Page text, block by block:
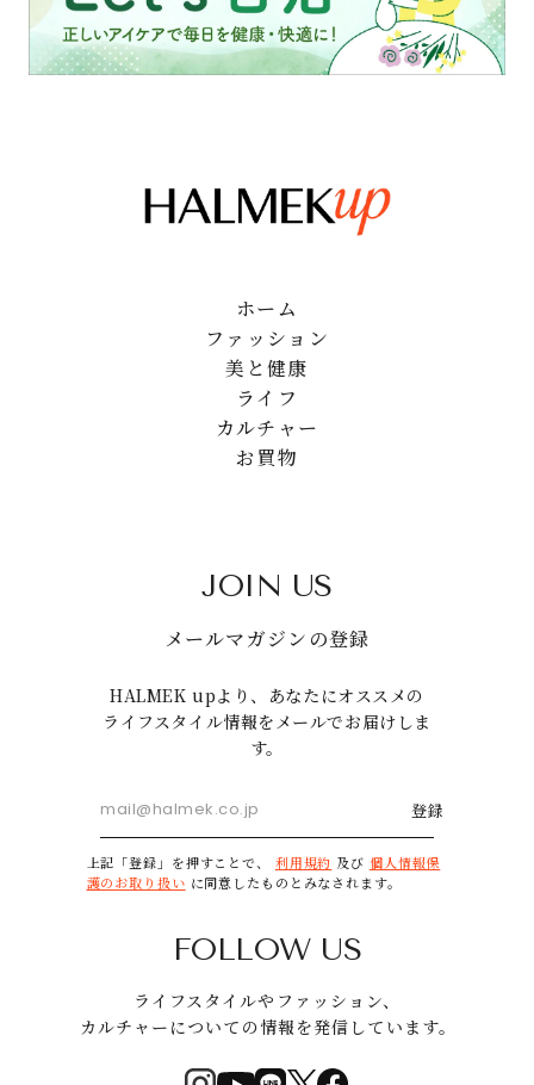
ホーム
ファッション
美と健康
ライフ
カルチャー
お買物
JOIN US
メールマガジンの登録
HALMEK upより、あなたにオススメの
ライフスタイル情報をメールでお届けしま
す。
登録
上記「登録」を押すことで、 利用規約 及び 個人情報保
護のお取り扱い に同意したものとみなされます。
FOLLOW US
ライフスタイルやファッション、
カルチャーについての情報を発信しています。